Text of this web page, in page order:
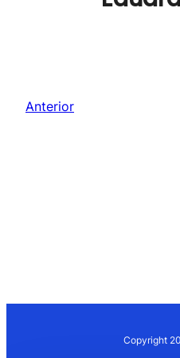
Anterior
Copyright